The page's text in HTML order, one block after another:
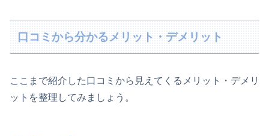
口コミから分かるメリット・デメリット
ここまで紹介した口コミから見えてくるメリット・デメリ
ットを整理してみましょう。